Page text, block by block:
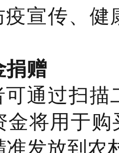
宣传、
捐赠
通过扫
金将用于
发放到农